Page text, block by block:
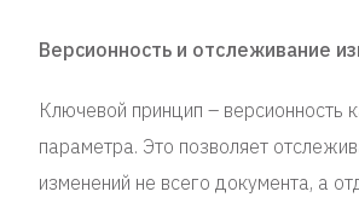
Версионность и отслеживание
Ключевой принцип – версионность
параметра. Это позволяет
изменений не всего документа, а